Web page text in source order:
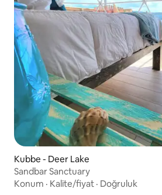
Kubbe - Deer Lake
Sandbar Sanctuary
Konum · Kalite/fiyat · Doğruluk